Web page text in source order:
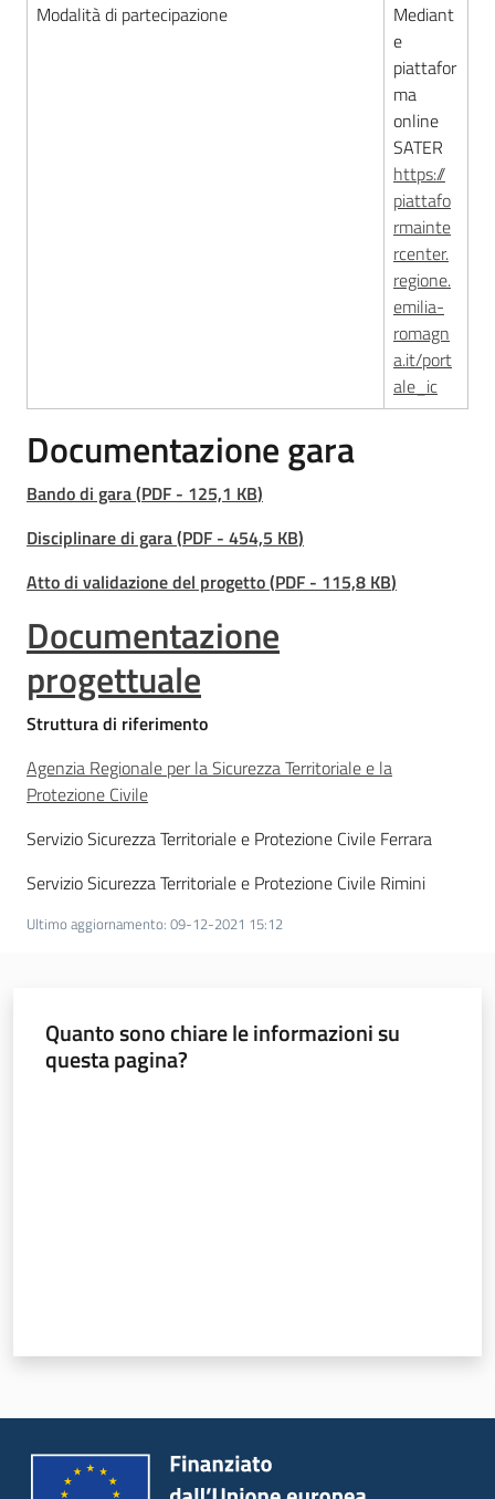
Modalità di partecipazione
Mediant
e
piattafor
ma
online
SATER
https://
piattafo
rmainte
rcenter.
regione.
emilia-
romagn
a.it/port
ale_ic
Documentazione gara
Bando di gara(PDF - 125,1 KB)
Disciplinare di gara(PDF - 454,5 KB)
Atto di validazione del progetto(PDF - 115,8 KB)
Documentazione
progettuale
Struttura di riferimento
Agenzia Regionale per la Sicurezza Territoriale e la
Protezione Civile
Servizio Sicurezza Territoriale e Protezione Civile Ferrara
Servizio Sicurezza Territoriale e Protezione Civile Rimini
Ultimo aggiornamento: 09-12-2021 15:12
Quanto sono chiare le informazioni su
questa pagina?